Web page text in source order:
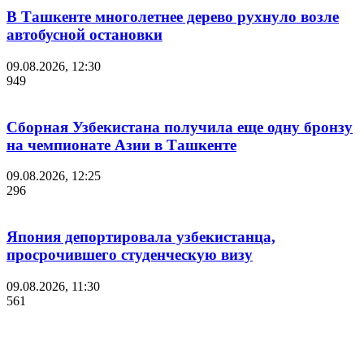
В Ташкенте многолетнее дерево рухнуло возле
автобусной остановки
09.08.2026, 12:30
949
Сборная Узбекистана получила еще одну бронзу
на чемпионате Азии в Ташкенте
09.08.2026, 12:25
296
Япония депортировала узбекистанца,
просрочившего студенческую визу
09.08.2026, 11:30
561